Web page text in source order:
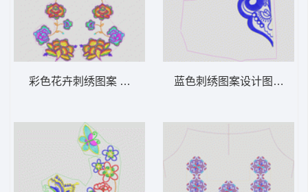
彩色花卉刺绣图案 花传统 蓝色刺绣图案设计图 抽象